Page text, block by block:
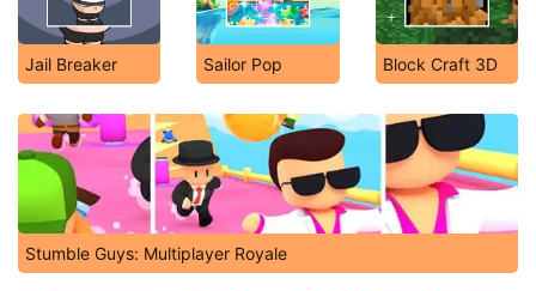
Jail Breaker Sailor Pop Block Craft 3D
Stumble Guys: Multiplayer Royale